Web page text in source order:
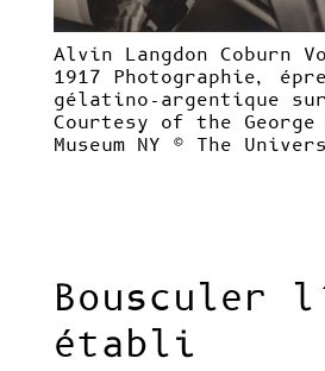
Alvin Langdon Coburn
1917 Photographie,
gélatino-argentique
Courtesy of the George
Museum NY © The
Bousculer
établi